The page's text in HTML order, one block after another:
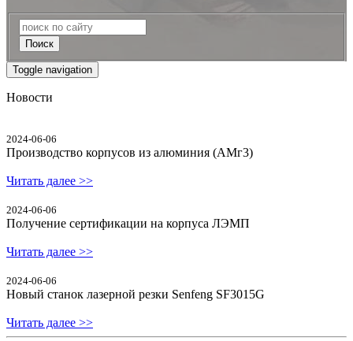
Поиск
Toggle navigation
Новости
2024-06-06
Производство корпусов из алюминия (АМг3)
Читать далее >>
2024-06-06
Получение сертификации на корпуса ЛЭМП
Читать далее >>
2024-06-06
Новый станок лазерной резки Senfeng SF3015G
Читать далее >>